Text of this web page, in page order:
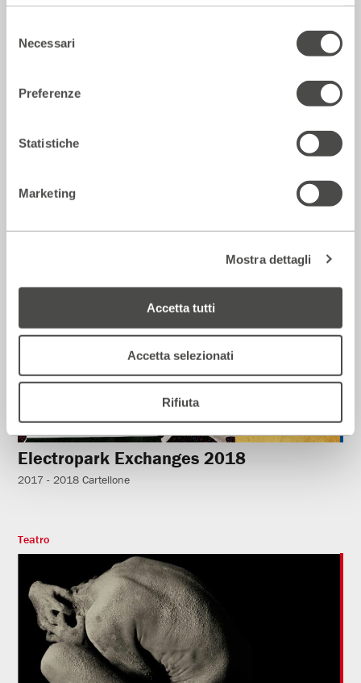
delNecessari
Preferenze
Statistiche
Marketing
Mostra dettagli
Accetta tutti
Accetta selezionati
Rifiuta
2017 - 2018
Electropark Exchanges 2018
2017 - 2018 Cartellone
Teatro